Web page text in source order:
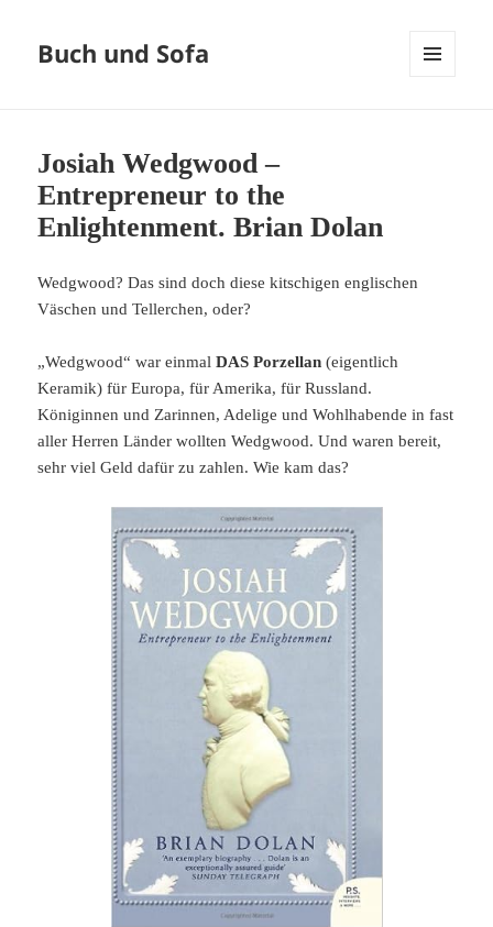
Buch und Sofa
Josiah Wedgwood –
Entrepreneur to the
Enlightenment. Brian Dolan
Wedgwood? Das sind doch diese kitschigen englischen
Väschen und Tellerchen, oder?
„Wedgwood“ war einmalDAS Porzellan (eigentlich
Keramik) für Europa, für Amerika, für Russland.
Königinnen und Zarinnen, Adelige und Wohlhabende in fast
aller Herren Länder wollten Wedgwood. Und waren bereit,
sehr viel Geld dafür zu zahlen. Wie kam das?